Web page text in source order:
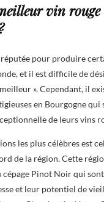
vin rouge
réputée pour produire
et il est difficile de
». Cependant, il
en Bourgogne qui
de leurs vins
les plus célèbres est
de la région. Cette
cépage Pinot Noir qui
et leur potentiel de